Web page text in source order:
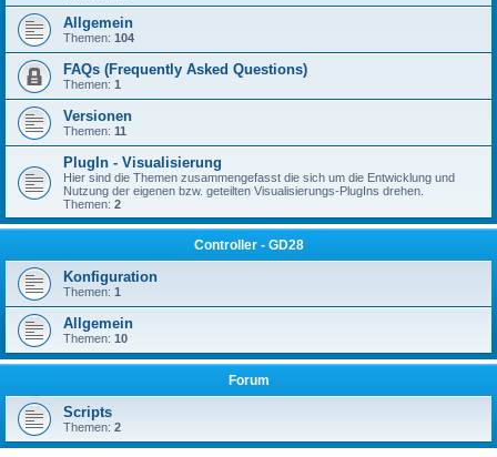
Allgemein
Themen: 104
FAQs (Frequently Asked Questions)
Themen: 1
Versionen
Themen: 11
PlugIn - Visualisierung
Hier sind die Themen zusammengefasst die sich um die Entwicklung und
Nutzung der eigenen bzw. geteilten Visualisierungs-PlugIns drehen.
Themen: 2
Controller - GD28
Konfiguration
Themen: 1
Allgemein
Themen: 10
Forum
Scripts
Themen: 2